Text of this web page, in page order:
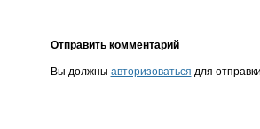
Отправить комментарий
Вы должны авторизоваться для